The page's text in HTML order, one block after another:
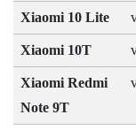
Xiaomi 10 Lite
Xiaomi 10T
Xiaomi Redmi
Note 9T